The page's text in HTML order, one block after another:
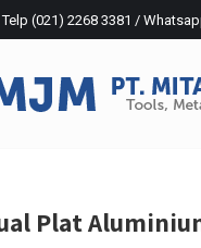
Telp (021) 2268 3381 /
Plat